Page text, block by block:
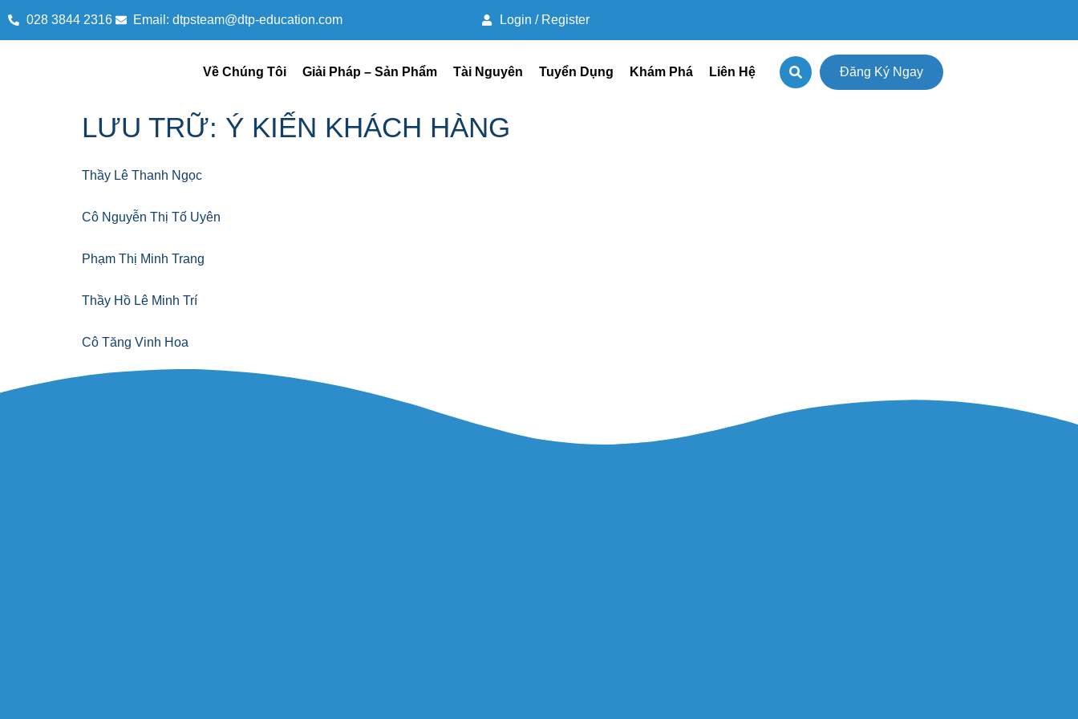
028 3844 2316 ​ Email: dtpsteam@dtp-education.com Login / Register
Về Chúng Tôi Giải Pháp – Sản Phẩm Tài Nguyên Tuyển Dụng Khám Phá Liên Hệ Đăng Ký Ngay
LƯU TRỮ: Ý KIẾN KHÁCH HÀNG
Thầy Lê Thanh Ngọc
Cô Nguyễn Thị Tố Uyên
Phạm Thị Minh Trang
Thầy Hồ Lê Minh Trí
Cô Tăng Vinh Hoa